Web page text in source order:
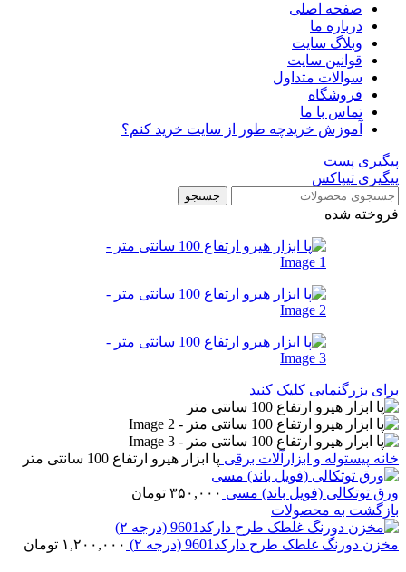
صفحه اصلی
درباره ما
وبلاگ سایت
قوانین سایت
سوالات متداول
فروشگاه
تماس با ما
آموزش خریدچه طور از سایت خرید کنم؟
پیگیری پست
پیگیری تیپاکس
جستجو
فروخته شده
برای بزرگنمایی کلیک کنید
خانه پیستوله و ابزارآلات برقی پا ابزار هیرو ارتفاع 100 سانتی متر
ورق توتکالی (فویل باند) مسی ۳۵۰,۰۰۰ تومان
بازگشت به محصولات
مخزن دورنگ غلطک طرح دارکد9601 (درجه ۲) ۱,۲۰۰,۰۰۰ تومان